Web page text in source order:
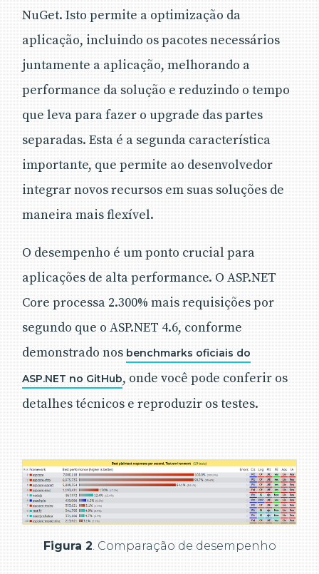
NuGet. Isto permite a optimização da
aplicação, incluindo os pacotes necessários
juntamente a aplicação, melhorando a
performance da solução e reduzindo o tempo
que leva para fazer o upgrade das partes
separadas. Esta é a segunda característica
importante, que permite ao desenvolvedor
integrar novos recursos em suas soluções de
maneira mais flexível.
O desempenho é um ponto crucial para
aplicações de alta performance. O ASP.NET
Core processa 2.300% mais requisições por
segundo que o ASP.NET 4.6, conforme
demonstrado nos benchmarks oficiais do
ASP.NET no GitHub, onde você pode conferir os
detalhes técnicos e reproduzir os testes.
Figura 2 . Comparação de desempenho